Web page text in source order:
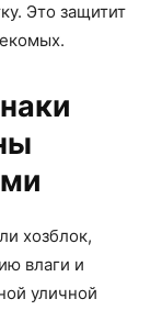
Это защитит
хозблок,
влаги и
уличной